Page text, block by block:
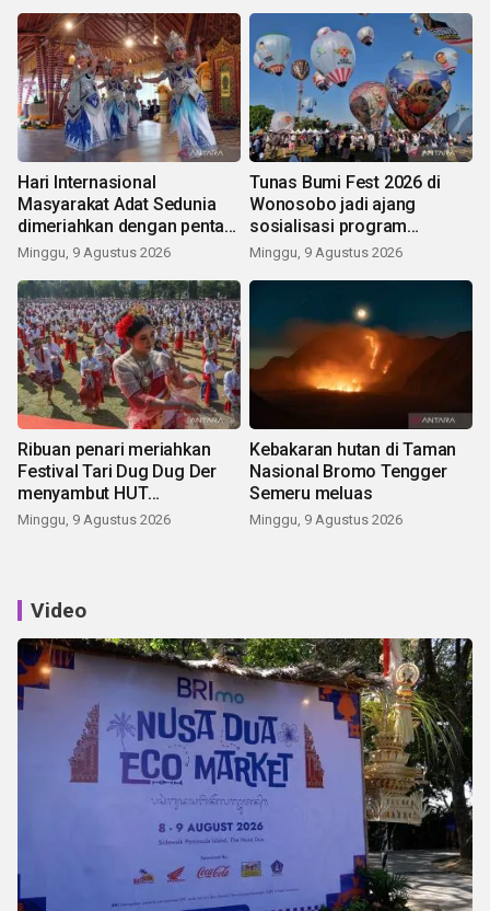
Hari Internasional
Masyarakat Adat Sedunia
dimeriahkan dengan pentas
seni budaya Bali
Minggu, 9 Agustus 2026
Tunas Bumi Fest 2026 di
Wonosobo jadi ajang
sosialisasi program
pemerintah lewat balon
Minggu, 9 Agustus 2026
Ribuan penari meriahkan
Festival Tari Dug Dug Der
menyambut HUT
Kemerdekaan
Minggu, 9 Agustus 2026
Kebakaran hutan di Taman
Nasional Bromo Tengger
Semeru meluas
Minggu, 9 Agustus 2026
Video